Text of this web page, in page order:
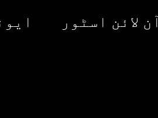
آن لائن اسٹور